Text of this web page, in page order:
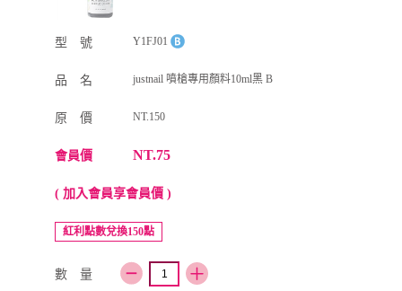
型 號 Y1FJ01
品 名 justnail 噴槍專用顏料10ml黑 B
原 價 NT.150
會員價 NT.75
( 加入會員享會員價 )
紅利點數兌換150點
數 量